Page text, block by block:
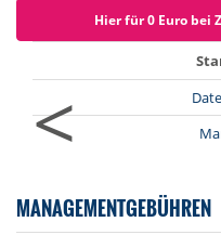
Hier für 0 Euro bei
<
MANAGEMENTGEBÜHREN